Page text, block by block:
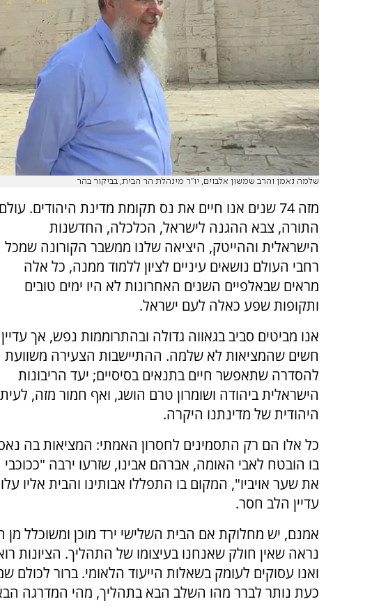
שלמה נאמן והרב שמשון אלבוים, יו"ר מינהלת הר הבית, בביקור בהר
מזה 74 שנים אנו חיים את נס תקומת מדינת היהודים. עולם
התורה, צבא ההגנה לישראל, הכלכלה, החדשנות
הישראלית וההייטק, היציאה שלנו ממשבר הקורונה שמכל
רחבי העולם נושאים עיניים לציון ללמוד ממנה, כל אלה
מראים שבאלפיים השנים האחרונות לא היו ימים טובים
ותקופות שפע כאלה לעם ישראל.
אנו מביטים סביב בגאווה גדולה ובהתרוממות נפש, אך עדיין
חשים שהמציאות לא שלמה. ההתיישבות הצעירה משוועת
להסדרה שתאפשר חיים בתנאים בסיסיים; יעד הריבונות
הישראלית ביהודה ושומרון טרם הושג, ואף חמור מזה,
היהודית של מדינתנו היקרה.
כל אלו הם רק התסמינים לחסרון האמתי: המציאות בה
בו הובטח לאבי האומה, אברהם אבינו, שזרעו ירבה
את שער אויביו", המקום בו התפללו אבותינו והבית
עדיין הלב חסר.
אמנם, יש מחלוקת אם הבית השלישי ירד מוכן ומשוכלל מן
נראה שאין חולק שאנחנו בעיצומו של התהליך.
ואנו עסוקים לעומק בשאלות הייעוד הלאומי. ברור לכולם
כעת נותר לברר מהו השלב הבא בתהליך, מהי המדרגה